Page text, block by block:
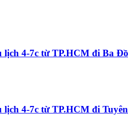
lịch 4-7c từ TP.HCM đi Ba
lịch 4-7c từ TP.HCM đi